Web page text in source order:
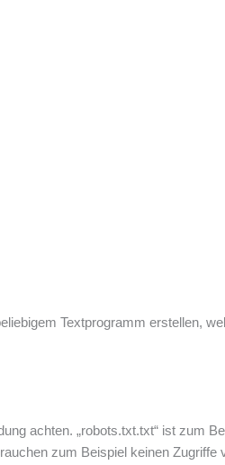
Textprogramm erstellen,
achten. „robots.txt.txt“ ist zum
zum Beispiel keinen